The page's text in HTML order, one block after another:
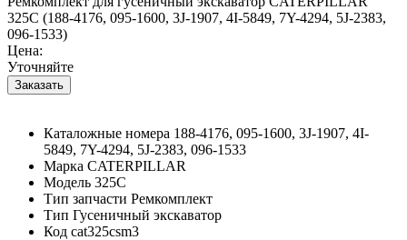
325C (188-4176, 095-1600, 3J-1907, 4I-5849, 7Y-4294, 5J-2383,
096-1533)
Цена:
Уточняйте
Каталожные номера 188-4176, 095-1600, 3J-1907, 4I-
5849, 7Y-4294, 5J-2383, 096-1533
Марка CATERPILLAR
Модель 325C
Тип запчасти Ремкомплект
Тип Гусеничный экскаватор
Код cat325csm3